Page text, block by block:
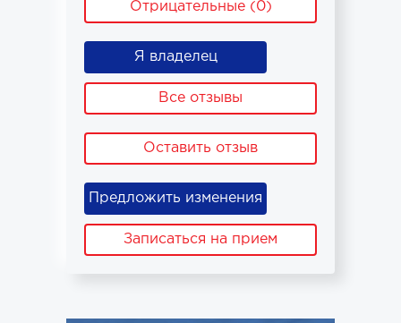
Отрицательные (0)
Я владелец
Все отзывы
Оставить отзыв
Предложить изменения
Записаться на прием